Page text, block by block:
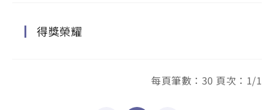
得獎榮耀
每頁筆數：30 頁次：1/1